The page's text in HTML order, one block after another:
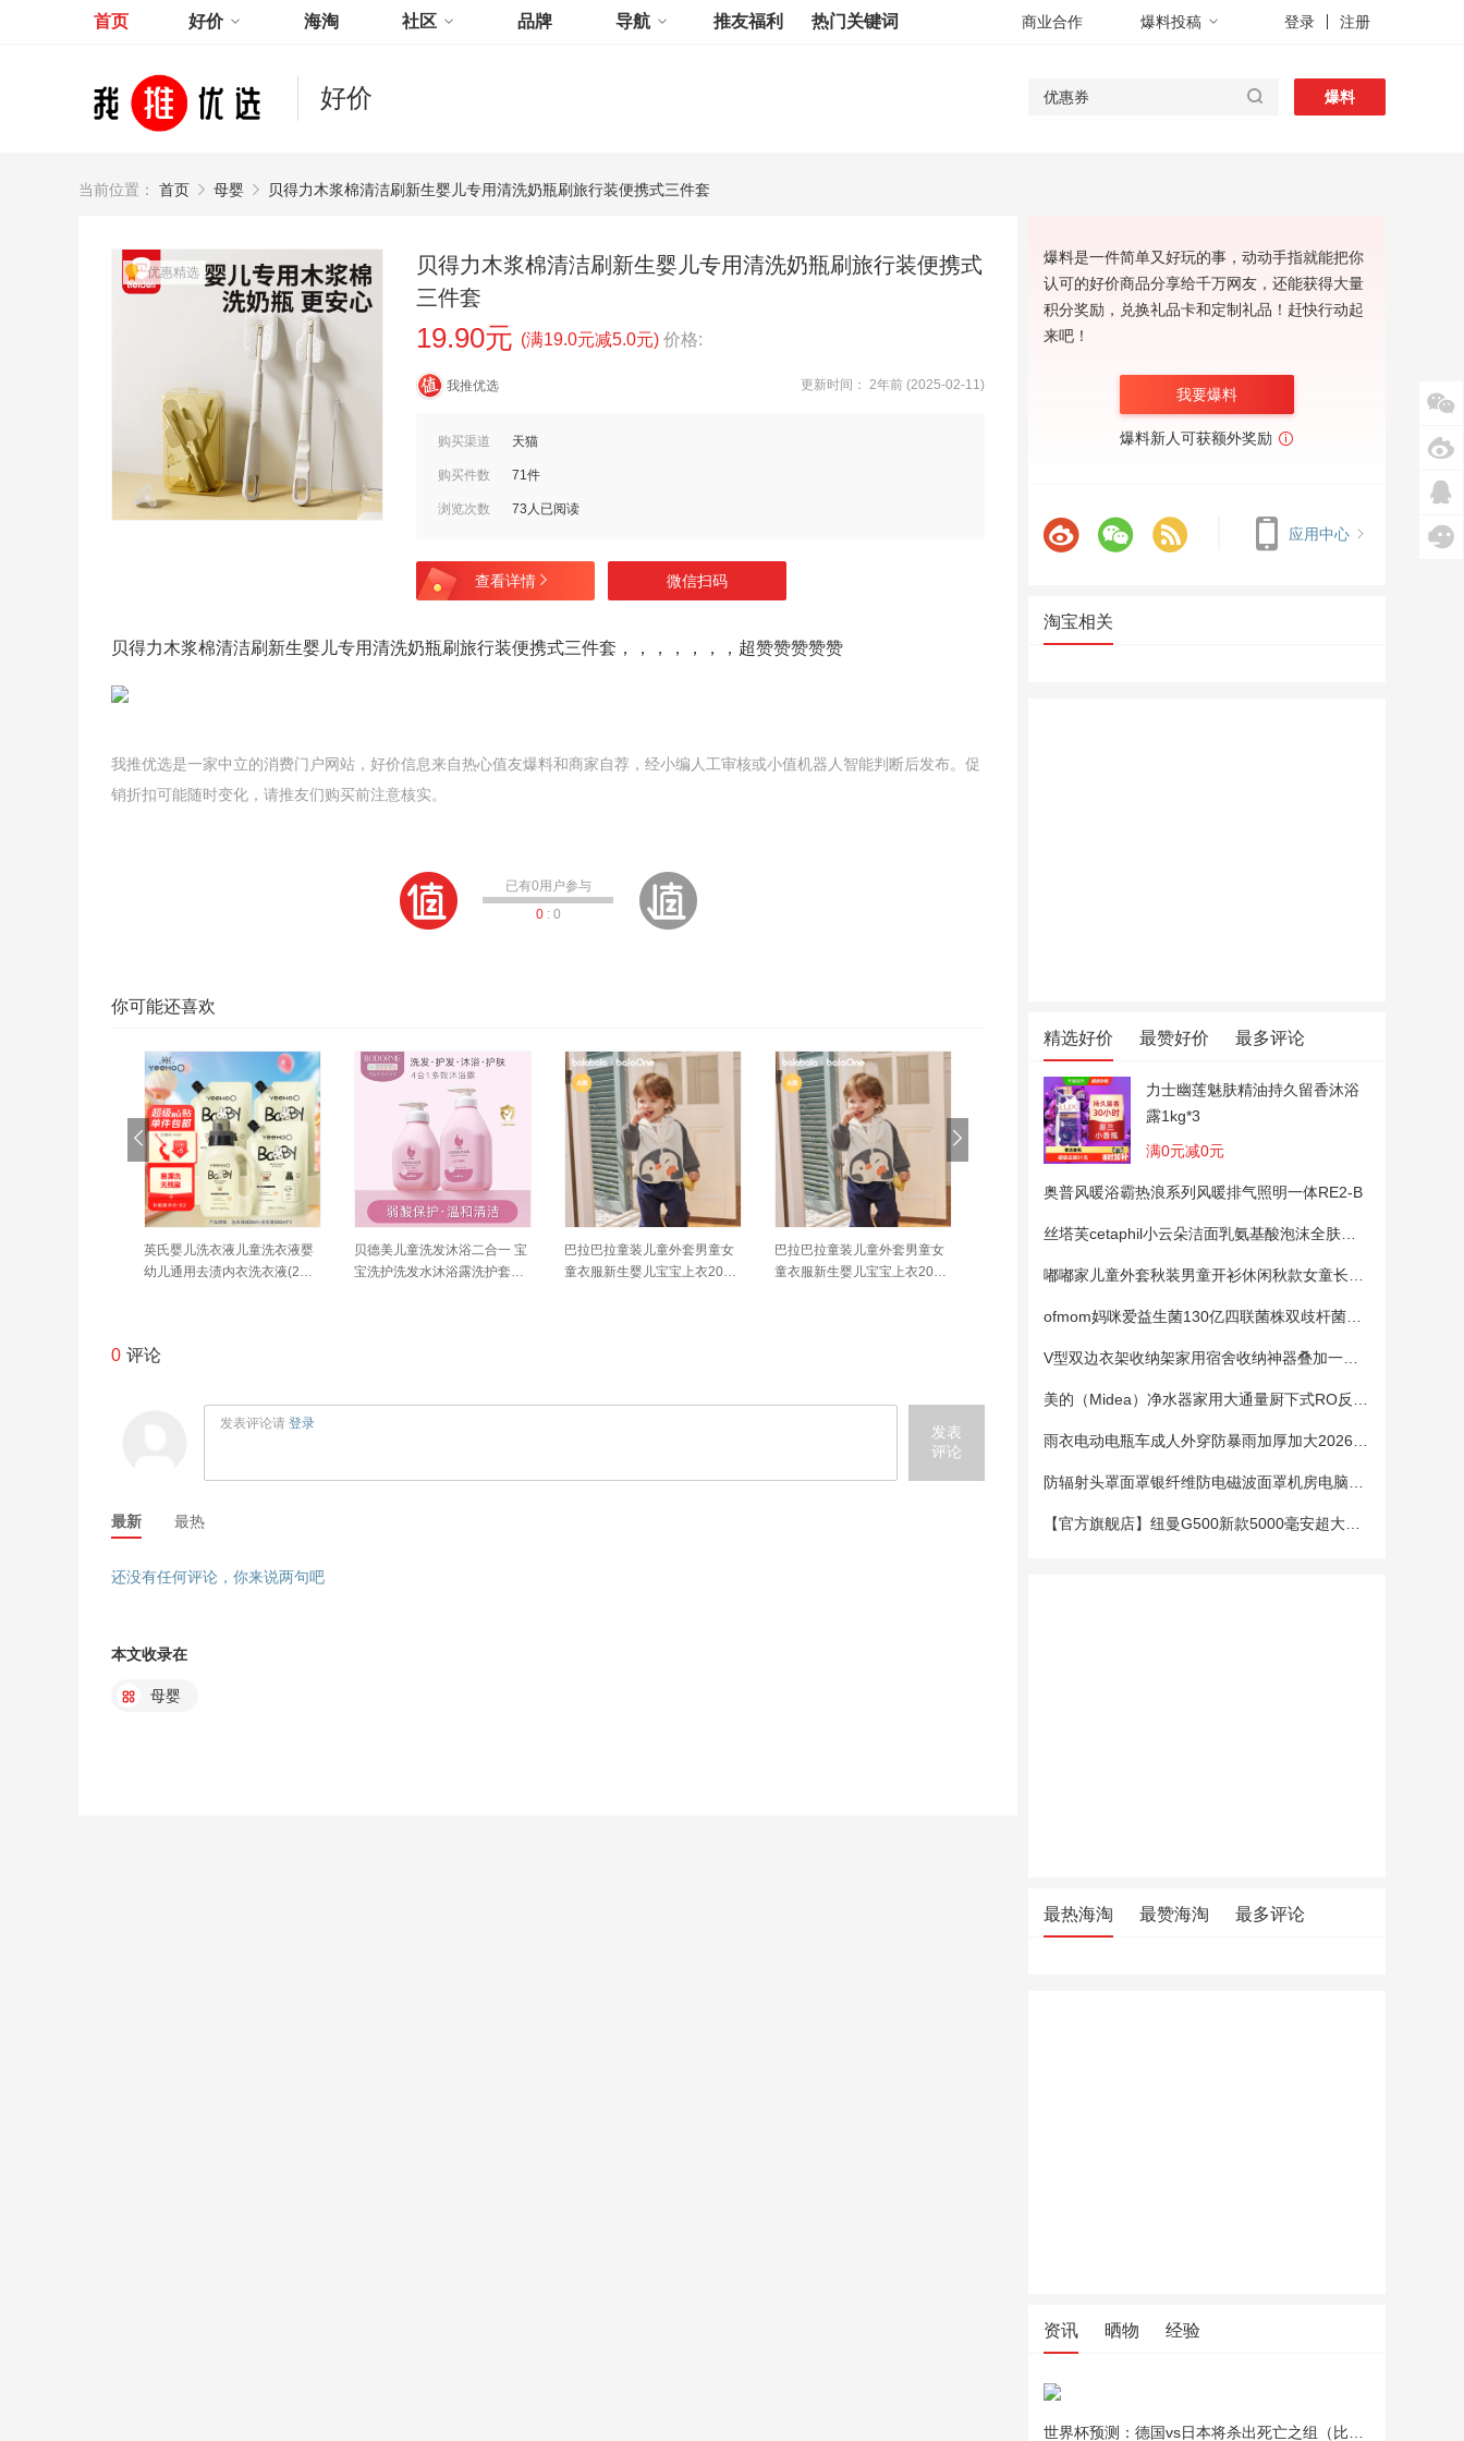
首页 好价 海淘 社区 品牌 导航 推友福利 热门关键词 商业合作 爆料投稿 登录 注册
好价 爆料
当前位置： 首页 母婴 贝得力木浆棉清洁刷新生婴儿专用清洗奶瓶刷旅行装便携式三件套
优惠精选
贝得力木浆棉清洁刷新生婴儿专用清洗奶瓶刷旅行装便携式
三件套
19.90元 (满19.0元减5.0元) 价格:
我推优选 更新时间： 2年前 (2025-02-11)
购买渠道 天猫
购买件数 71件
浏览次数 73人已阅读
查看详情 微信扫码
贝得力木浆棉清洁刷新生婴儿专用清洗奶瓶刷旅行装便携式三件套，，，，，，，超赞赞赞赞赞
我推优选是一家中立的消费门户网站，好价信息来自热心值友爆料和商家自荐，经小编人工审核或小值机器人智能判断后发布。促
销折扣可能随时变化，请推友们购买前注意核实。
已有0用户参与
0: 0
你可能还喜欢
巴拉巴拉童装儿童外套男童女
童衣服新生婴儿宝宝上衣2026
巴拉巴拉童装儿童外套男童女
童衣服新生婴儿宝宝上衣2026
巴拉巴拉童装儿童外套男童女
童衣服新生婴儿宝宝上衣2026
巴拉巴拉童装儿童外套男童女
童衣服新生婴儿宝宝上衣2026
扎染短袖两件套青少年薄款夏
宝洗护洗发水沐浴露洗护套装
0 评论
发表评论请 登录
发表
评论
最新 最热
还没有任何评论，你来说两句吧
本文收录在
母婴
爆料是一件简单又好玩的事，动动手指就能把你
认可的好价商品分享给千万网友，还能获得大量
积分奖励，兑换礼品卡和定制礼品！赶快行动起
来吧！
我要爆料
爆料新人可获额外奖励
应用中心
淘宝相关
精选好价 最赞好价 最多评论
力士幽莲魅肤精油持久留香沐浴
露1kg*3
满0元减0元
奥普风暖浴霸热浪系列风暖排气照明一体RE2-B
最热海淘 最赞海淘 最多评论
资讯 晒物 经验